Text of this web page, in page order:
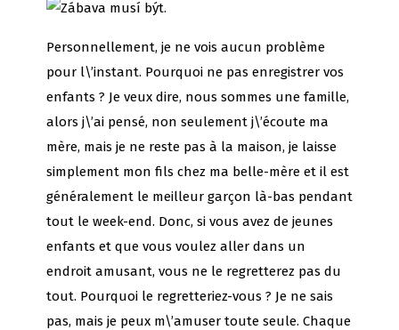
Personnellement, je ne vois aucun problème
pour l\’instant. Pourquoi ne pas enregistrer vos
enfants ? Je veux dire, nous sommes une famille,
alors j\’ai pensé, non seulement j\’écoute ma
mère, mais je ne reste pas à la maison, je laisse
simplement mon fils chez ma belle-mère et il est
généralement le meilleur garçon là-bas pendant
tout le week-end. Donc, si vous avez de jeunes
enfants et que vous voulez aller dans un
endroit amusant, vous ne le regretterez pas du
tout. Pourquoi le regretteriez-vous ? Je ne sais
pas, mais je peux m\’amuser toute seule. Chaque